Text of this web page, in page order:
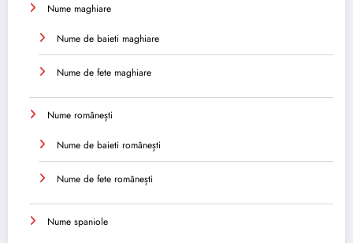
Nume maghiare
Nume de baieti maghiare
Nume de fete maghiare
Nume românești
Nume de baieti românești
Nume de fete românești
Nume spaniole